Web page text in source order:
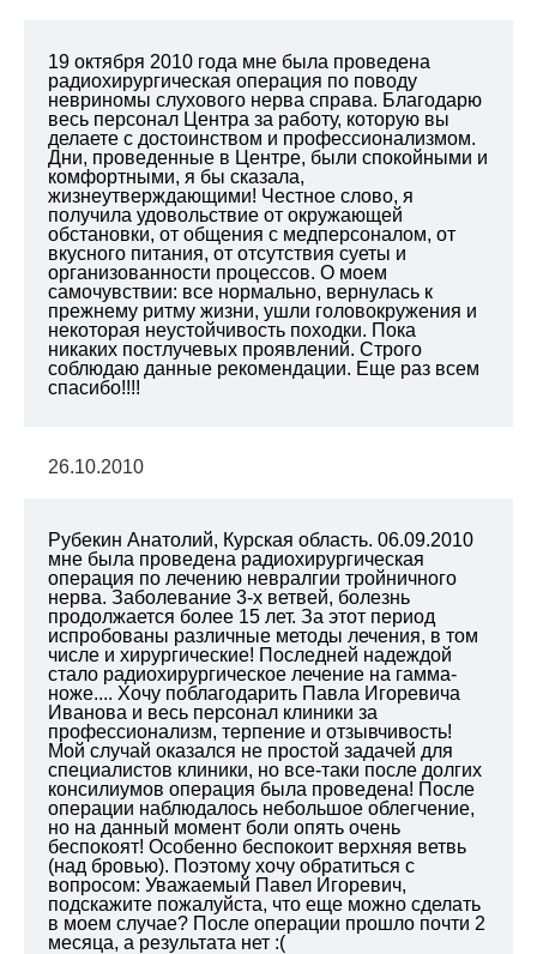
19 октября 2010 года мне была проведена
радиохирургическая операция по поводу
невриномы слухового нерва справа. Благодарю
весь персонал Центра за работу, которую вы
делаете с достоинством и профессионализмом.
Дни, проведенные в Центре, были спокойными и
комфортными, я бы сказала,
жизнеутверждающими! Честное слово, я
получила удовольствие от окружающей
обстановки, от общения с медперсоналом, от
вкусного питания, от отсутствия суеты и
организованности процессов. О моем
самочувствии: все нормально, вернулась к
прежнему ритму жизни, ушли головокружения и
некоторая неустойчивость походки. Пока
никаких постлучевых проявлений. Строго
соблюдаю данные рекомендации. Еще раз всем
спасибо!!!!
26.10.2010
Рубекин Анатолий, Курская область. 06.09.2010
мне была проведена радиохирургическая
операция по лечению невралгии тройничного
нерва. Заболевание 3-х ветвей, болезнь
продолжается более 15 лет. За этот период
испробованы различные методы лечения, в том
числе и хирургические! Последней надеждой
стало радиохирургическое лечение на гамма-
ноже.... Хочу поблагодарить Павла Игоревича
Иванова и весь персонал клиники за
профессионализм, терпение и отзывчивость!
Мой случай оказался не простой задачей для
специалистов клиники, но все-таки после долгих
консилиумов операция была проведена! После
операции наблюдалось небольшое облегчение,
но на данный момент боли опять очень
беспокоят! Особенно беспокоит верхняя ветвь
(над бровью). Поэтому хочу обратиться с
вопросом: Уважаемый Павел Игоревич,
подскажите пожалуйста, что еще можно сделать
в моем случае? После операции прошло почти 2
месяца, а результата нет :(